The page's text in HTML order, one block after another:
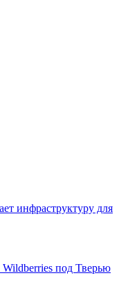
инфраструктуру для
Wildberries под Тверью